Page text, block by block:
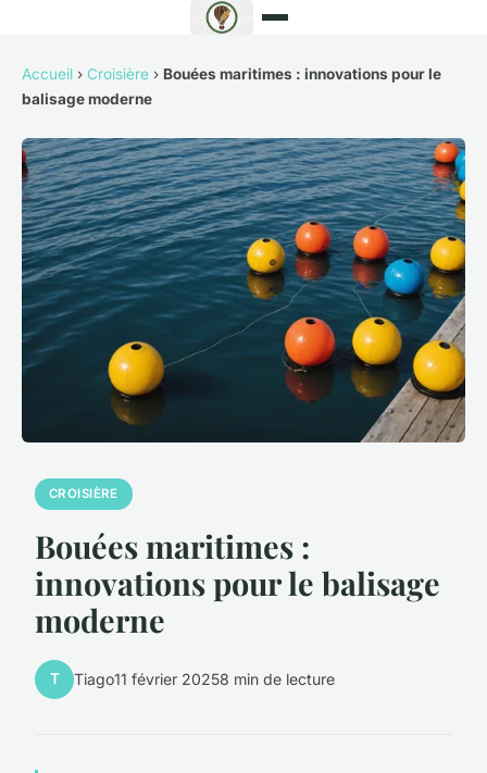
Accueil › Croisière › Bouées maritimes : innovations pour le
balisage moderne
CROISIÈRE
Bouées maritimes :
innovations pour le balisage
moderne
T Tiago11 février 20258 min de lecture